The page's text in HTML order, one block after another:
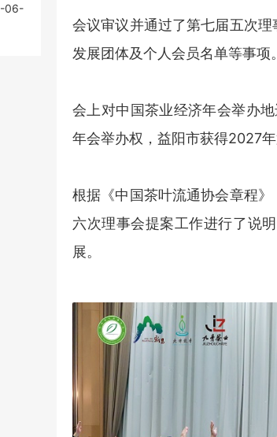
06-
会议审议并通过了第七届五次
发展团体及个人会员名单等事项。
会上对中国茶业经济年会举办
年会举办权，益阳市获得2027
根据《中国茶叶流通协会章程
六次理事会提案工作进行了说
展。
06-